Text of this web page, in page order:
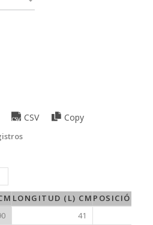
CSV Copy
LONGITUD (L) CM POSICIÓN 1-
41